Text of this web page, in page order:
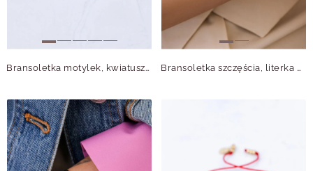
Bransoletka motylek, kwiatuszek, stal pozłacana S110324Z08 Bransoletka szczęścia, literka M, stal pozłacana S109080Z03